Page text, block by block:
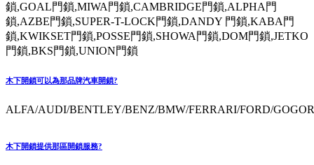
鎖,GOAL門鎖,MIWA門鎖,CAMBRIDGE門鎖,ALPHA門
鎖,AZBE門鎖,SUPER-T-LOCK門鎖,DANDY 門鎖,KABA門
鎖,KWIKSET門鎖,POSSE門鎖,SHOWA門鎖,DOM門鎖,JETKO
門鎖,BKS門鎖,UNION門鎖
木下開鎖可以為那品牌汽車開鎖?
ALFA/AUDI/BENTLEY/BENZ/BMW/FERRARI/FORD/
木下開鎖提供那區開鎖服務?